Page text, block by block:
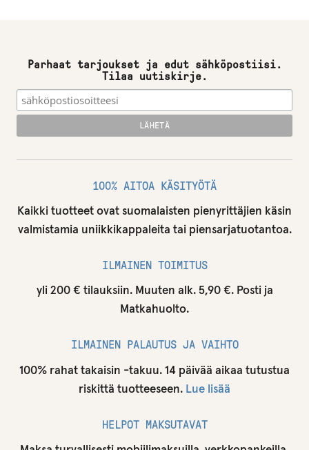
Parhaat tarjoukset ja edut sähköpostiisi.
Tilaa uutiskirje.
100% AITOA KÄSITYÖTÄ
Kaikki tuotteet ovat suomalaisten pienyrittäjien käsin
valmistamia uniikkikappaleita tai piensarjatuotantoa.
ILMAINEN TOIMITUS
yli 200 € tilauksiin. Muuten alk. 5,90 €. Posti ja
Matkahuolto.
ILMAINEN PALAUTUS JA VAIHTO
100% rahat takaisin -takuu. 14 päivää aikaa tutustua
riskittä tuotteeseen. Lue lisää
HELPOT MAKSUTAVAT